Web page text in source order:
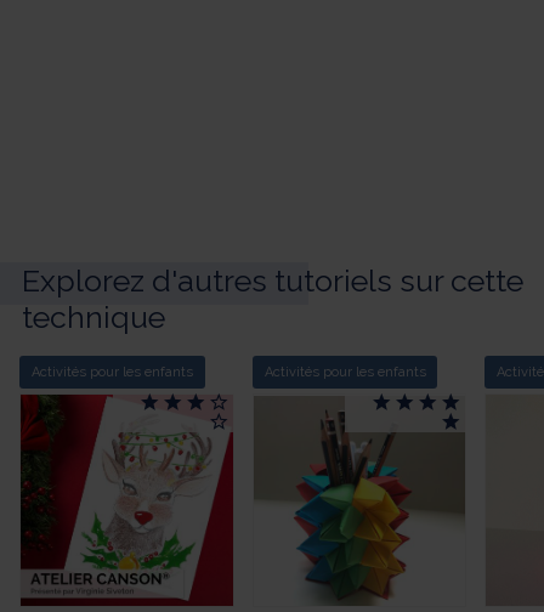
Explorez d'autres tutoriels sur cette
technique
Activités pour les enfants Activités pour les enfants